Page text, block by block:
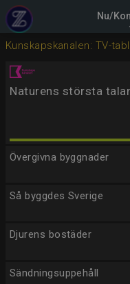
Nu/
Kunskapskanalen: TV-
Naturens största
Övergivna byggnader
Så byggdes Sverige
Djurens bostäder
Sändningsuppehåll